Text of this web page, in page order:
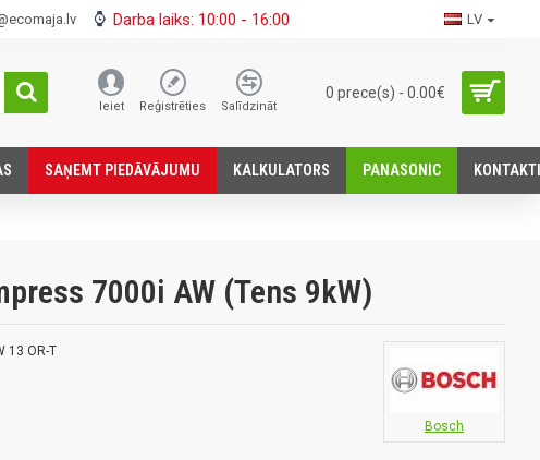
Darba laiks: 10:00 - 16:00 LV
Ieiet Reģistrēties Salīdzināt
0 prece(s) - 0.00€
SАŅEMT PIEDĀVĀJUMU KALKULATORS PANASONIC KONTAKTI
7000i AW (Tens 9kW)
13 OR-T
Bosch